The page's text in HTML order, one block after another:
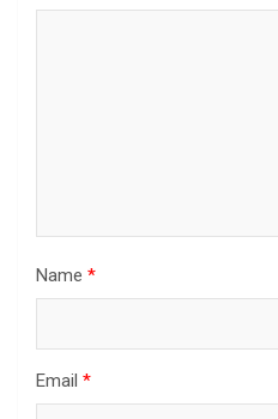
Name *
Email *